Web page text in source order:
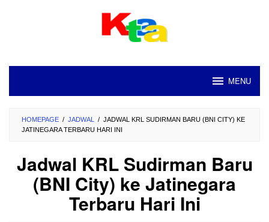
MENU
HOMEPAGE / JADWAL / JADWAL KRL SUDIRMAN BARU (BNI CITY) KE
JATINEGARA TERBARU HARI INI
Jadwal KRL Sudirman Baru
(BNI City) ke Jatinegara
Terbaru Hari Ini